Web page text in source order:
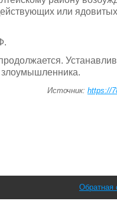
или
злоумышленника.
Источник: https://
Обратная